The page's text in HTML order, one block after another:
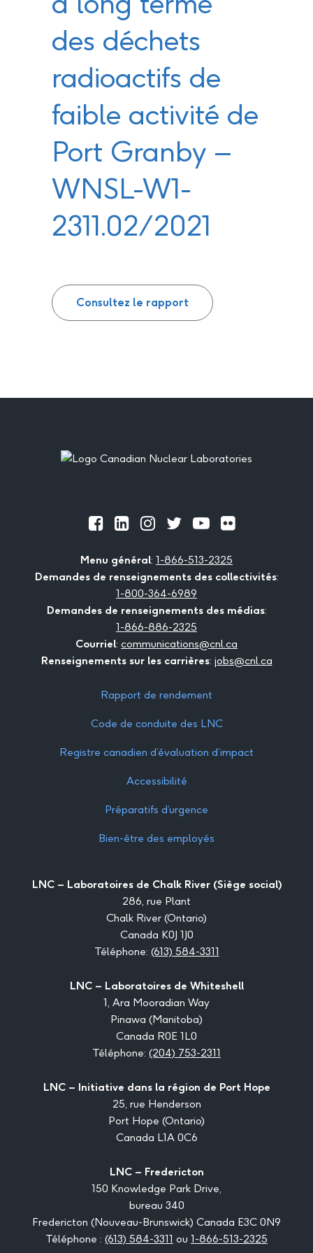
des déchets
radioactifs de
faible activité de
Port Granby –
WNSL-W1-
2311.02/2021
Consultez le rapport
Footer
Facebook
LinkedInInstagramTwitterYoutube
Flickr
Menu général: 1-866-513-2325
Demandes de renseignements des collectivités:
1-800-364-6989
Demandes de renseignements des médias:
1-866-886-2325
Courriel: communications@cnl.ca
Renseignements sur les carrières: jobs@cnl.ca
Rapport de rendement
Code de conduite des LNC
Registre canadien d’évaluation d’impact
Accessibilité
Préparatifs d’urgence
Bien-être des employés
LNC – Laboratoires de Chalk River (Siège social)
286, rue Plant
Chalk River (Ontario)
Canada K0J 1J0
Téléphone: (613) 584-3311
LNC – Laboratoires de Whiteshell
1, Ara Mooradian Way
Pinawa (Manitoba)
Canada R0E 1L0
Téléphone: (204) 753-2311
LNC – Initiative dans la région de Port Hope
25, rue Henderson
Port Hope (Ontario)
Canada L1A 0C6
LNC – Fredericton
150 Knowledge Park Drive,
bureau 340
Fredericton (Nouveau-Brunswick) Canada E3C 0N9
Téléphone : (613) 584-3311 ou 1-866-513-2325